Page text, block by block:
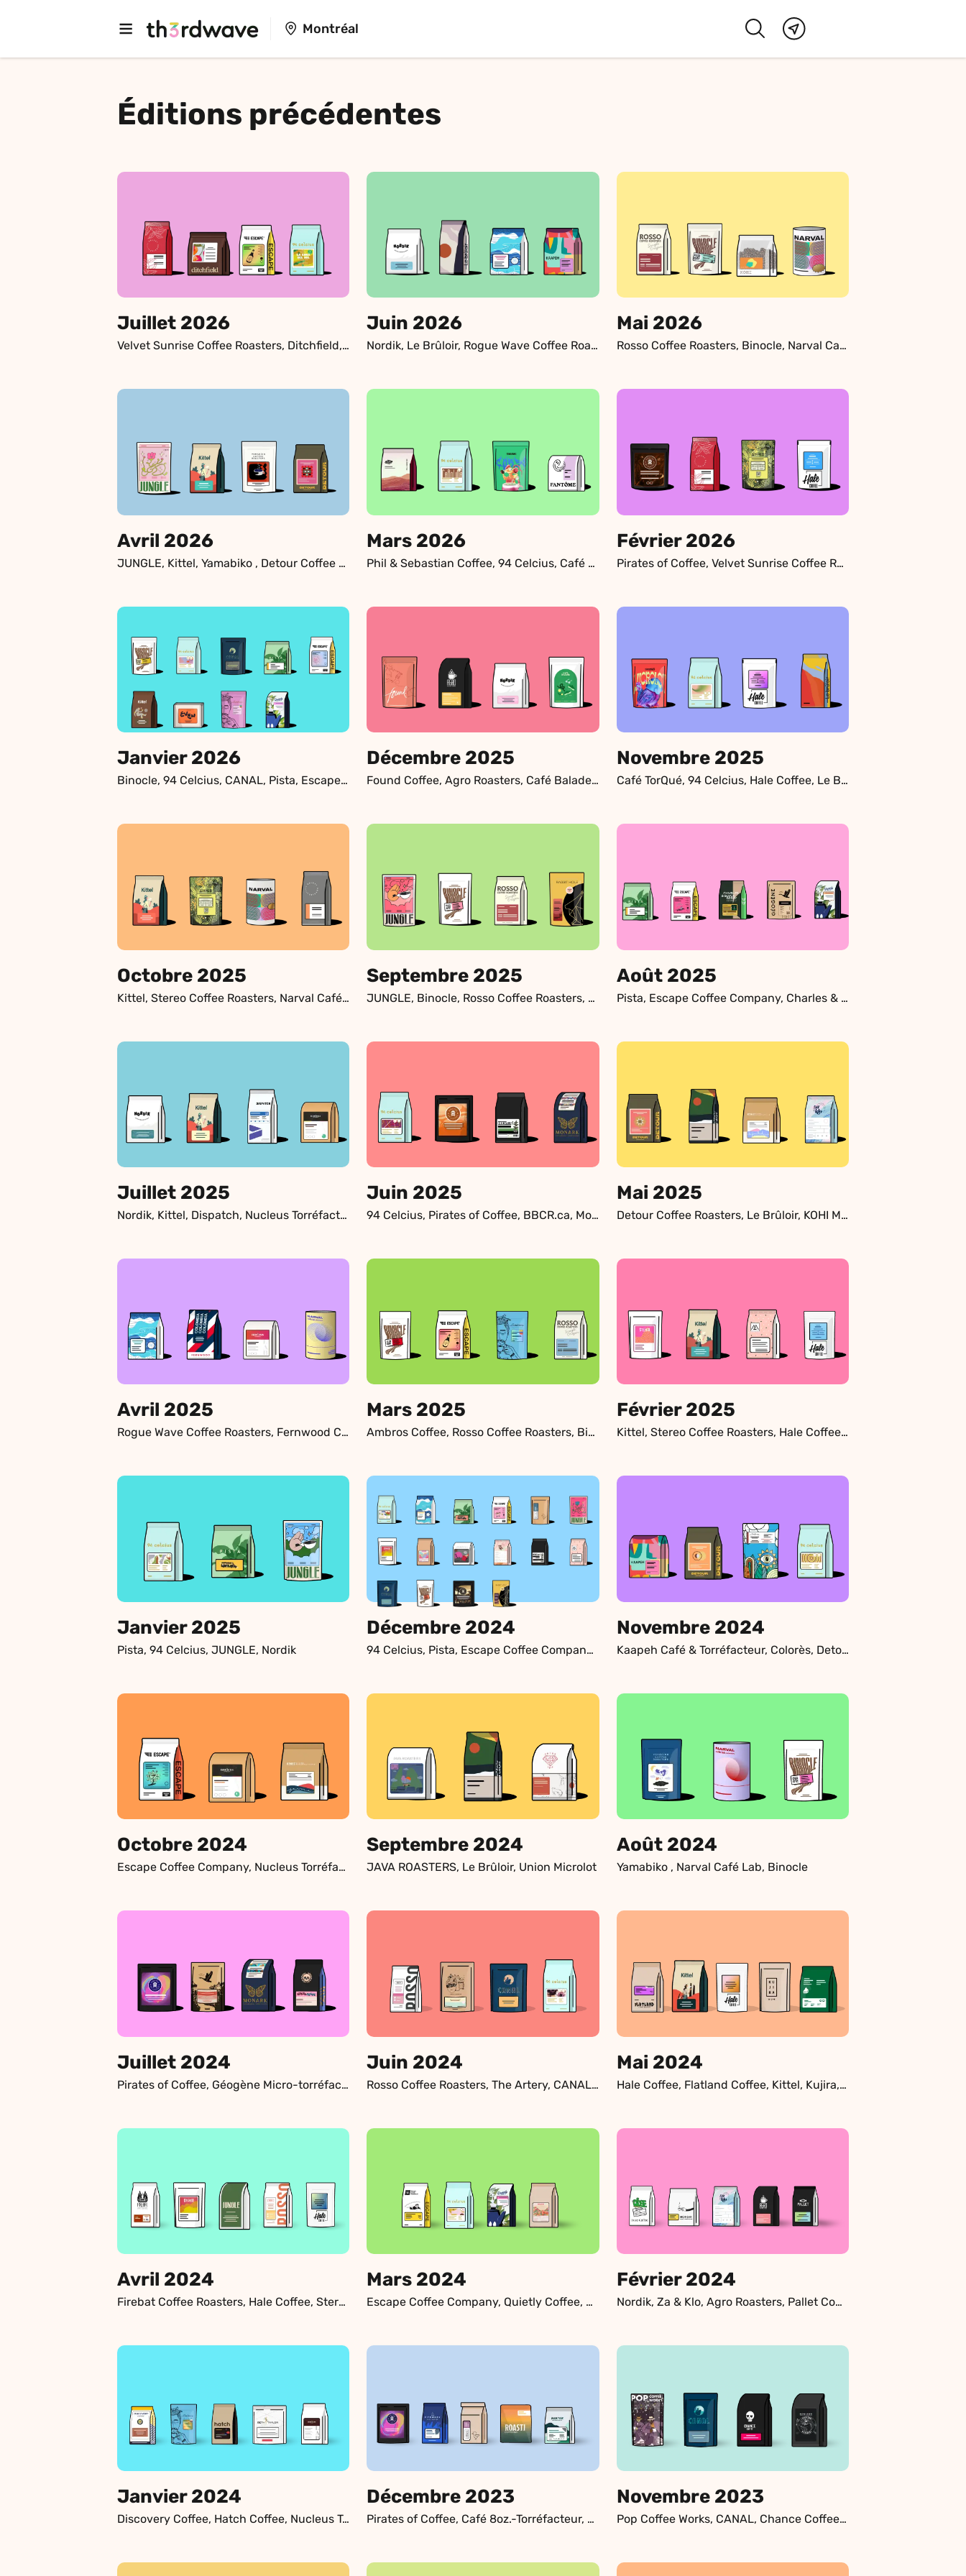
Montréal
Éditions précédentes
Juillet 2026
Velvet Sunrise Coffee Roasters, Ditchfield, Escape Coffee Company, 94 Celcius
Juin 2026
Nordik, Le Brûloir, Rogue Wave Coffee Roasters, Kaapeh Café & Torréfacteur
Mai 2026
Rosso Coffee Roasters, Binocle, Narval Café Lab, KOHI Micro-torréfacteur
Avril 2026
JUNGLE, Kittel, Yamabiko , Detour Coffee Roasters
Mars 2026
Phil & Sebastian Coffee, 94 Celcius, Café TorQué, Fantôme
Février 2026
Pirates of Coffee, Velvet Sunrise Coffee Roasters, Stereo Coffee Roasters, Hale Coffee
Janvier 2026
Binocle, 94 Celcius, CANAL, Pista, Escape Coffee Company, Kittel, Even Coffee, Ambros Coffee, Quietly Coffee
Décembre 2025
Found Coffee, Agro Roasters, Café Balade, Nordik
Novembre 2025
Café TorQué, 94 Celcius, Hale Coffee, Le Brûloir
Octobre 2025
Kittel, Stereo Coffee Roasters, Narval Café Lab, Velvet Sunrise Coffee Roasters
Septembre 2025
JUNGLE, Binocle, Rosso Coffee Roasters, Rabbit Hole Roasters
Août 2025
Pista, Escape Coffee Company, Charles & Blackberry, Quietly Coffee, Géogène Micro-torréfacteur
Juillet 2025
Nordik, Kittel, Dispatch, Nucleus Torréfacteurs
Juin 2025
94 Celcius, Pirates of Coffee, BBCR.ca, Monark Micro-torréfacteur
Mai 2025
Detour Coffee Roasters, Le Brûloir, KOHI Micro-torréfacteur, Za & Klo
Avril 2025
Rogue Wave Coffee Roasters, Fernwood Coffee, Nucleus Torréfacteurs, Narval Café Lab
Mars 2025
Ambros Coffee, Rosso Coffee Roasters, Binocle, Escape Coffee Company
Février 2025
Kittel, Stereo Coffee Roasters, Hale Coffee, Monogram Coffee
Janvier 2025
Pista, 94 Celcius, JUNGLE, Nordik
Décembre 2024
94 Celcius, Pista, Escape Coffee Company, Rabbit Hole Roasters, JUNGLE, Rogue Wave Coffee Roasters, Stereo Coffee Roasters, Ditchfield, JAVA ROASTERS, CANAL, Binocle, Pirates of Coffee, BBCR.ca, Café 8oz.-Torréfacteur, Za & Klo, Monogram Coffee
Novembre 2024
Kaapeh Café & Torréfacteur, Colorès, Detour Coffee Roasters, 94 Celcius
Octobre 2024
Escape Coffee Company, Nucleus Torréfacteurs, KOHI Micro-torréfacteur
Septembre 2024
JAVA ROASTERS, Le Brûloir, Union Microlot
Août 2024
Yamabiko , Narval Café Lab, Binocle
Juillet 2024
Pirates of Coffee, Géogène Micro-torréfacteur, Monark Micro-torréfacteur, ZAB Café
Juin 2024
Rosso Coffee Roasters, The Artery, CANAL, 94 Celcius
Mai 2024
Hale Coffee, Flatland Coffee, Kittel, Kujira, Melk
Avril 2024
Firebat Coffee Roasters, Hale Coffee, Stereo Coffee Roasters, JUNGLE, Rosso Coffee Roasters
Mars 2024
Escape Coffee Company, Quietly Coffee, 94 Celcius, Ditchfield
Février 2024
Nordik, Za & Klo, Agro Roasters, Pallet Coffee Roasters
Janvier 2024
Discovery Coffee, Hatch Coffee, Nucleus Torréfacteurs, Seth Taylor, Ambros Coffee
Décembre 2023
Pirates of Coffee, Café 8oz.-Torréfacteur, Roasti, Fitch Bay Café
Novembre 2023
Pop Coffee Works, CANAL, Chance Coffee, Newland Torréfacteur